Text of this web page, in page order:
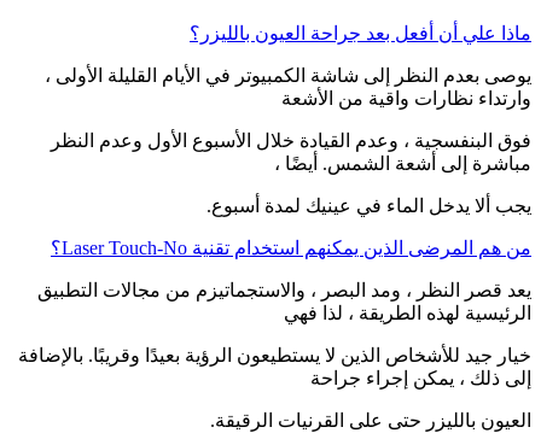
ماذا علي أن أفعل بعد جراحة العيون بالليزر؟
يوصى بعدم النظر إلى شاشة الكمبيوتر في الأيام القليلة الأولى ،
وارتداء نظارات واقية من الأشعة
فوق البنفسجية ، وعدم القيادة خلال الأسبوع الأول وعدم النظر
مباشرة إلى أشعة الشمس. أيضًا ،
يجب ألا يدخل الماء في عينيك لمدة أسبوع.
من هم المرضى الذين يمكنهم استخدام تقنية Laser Touch-No؟
يعد قصر النظر ، ومد البصر ، والاستجماتيزم من مجالات التطبيق
الرئيسية لهذه الطريقة ، لذا فهي
خيار جيد للأشخاص الذين لا يستطيعون الرؤية بعيدًا وقريبًا. بالإضافة
إلى ذلك ، يمكن إجراء جراحة
العيون بالليزر حتى على القرنيات الرقيقة.